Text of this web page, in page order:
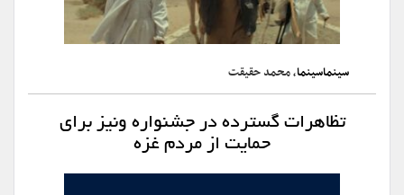
سینماسینما، محمد حقیقت
تظاهرات گسترده در جشنواره ونیز برای
حمایت از مردم غزه